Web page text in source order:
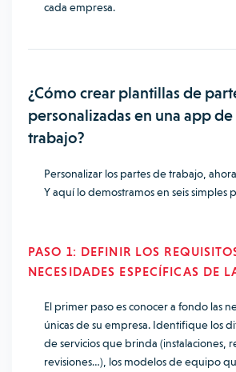
cada empresa.
¿Cómo crear plantillas de
personalizadas en una app
trabajo?
Personalizar los partes de trabajo,
Y aquí lo demostramos en seis simples
PASO 1: DEFINIR LOS
NECESIDADES ESPECÍFICAS DE
El primer paso es conocer a fondo las
únicas de su empresa. Identifique los
de servicios que brinda (instalaciones,
revisiones…), los modelos de equipo